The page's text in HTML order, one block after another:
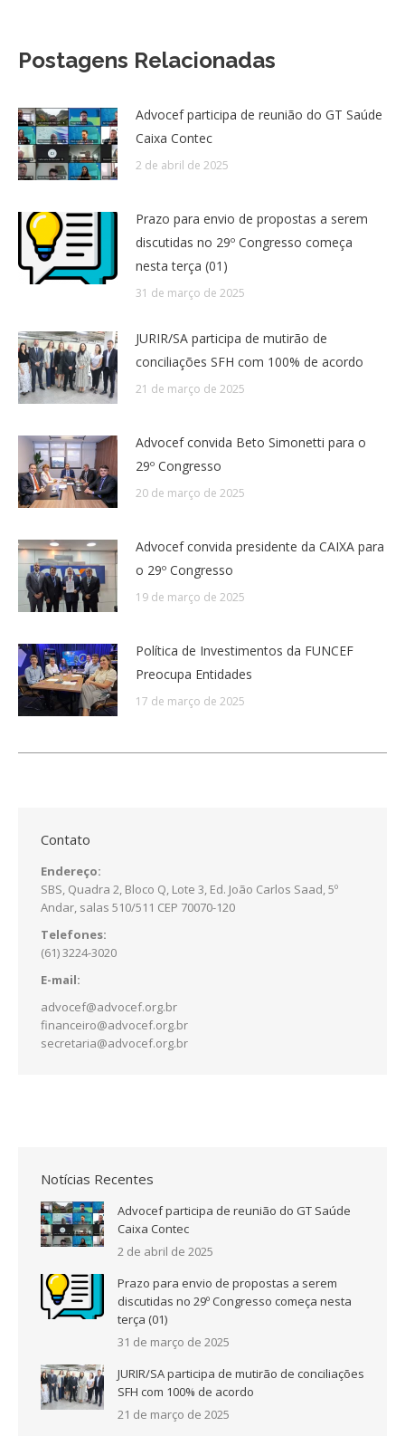
Postagens Relacionadas
Advocef participa de reunião do GT Saúde
Caixa Contec
2 de abril de 2025
Prazo para envio de propostas a serem
discutidas no 29º Congresso começa
nesta terça (01)
31 de março de 2025
JURIR/SA participa de mutirão de
conciliações SFH com 100% de acordo
21 de março de 2025
Advocef convida Beto Simonetti para o
29º Congresso
20 de março de 2025
Advocef convida presidente da CAIXA para
o 29º Congresso
19 de março de 2025
Política de Investimentos da FUNCEF
Preocupa Entidades
17 de março de 2025
Contato
Endereço:
SBS, Quadra 2, Bloco Q, Lote 3, Ed. João Carlos Saad, 5º
Andar, salas 510/511 CEP 70070-120
Telefones:
(61) 3224-3020
E-mail:
advocef@advocef.org.br
financeiro@advocef.org.br
secretaria@advocef.org.br
Notícias Recentes
Advocef participa de reunião do GT Saúde
Caixa Contec
2 de abril de 2025
Prazo para envio de propostas a serem
discutidas no 29º Congresso começa nesta
terça (01)
31 de março de 2025
JURIR/SA participa de mutirão de conciliações
SFH com 100% de acordo
21 de março de 2025